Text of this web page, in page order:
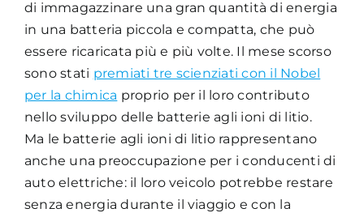
di immagazzinare una gran quantità di energia
in una batteria piccola e compatta, che può
essere ricaricata più e più volte. Il mese scorso
sono stati premiati tre scienziati con il Nobel
per la chimica proprio per il loro contributo
nello sviluppo delle batterie agli ioni di litio.
Ma le batterie agli ioni di litio rappresentano
anche una preoccupazione per i conducenti di
auto elettriche: il loro veicolo potrebbe restare
senza energia durante il viaggio e con la